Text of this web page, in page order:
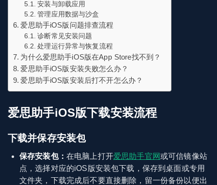
安装与卸载应用
管理应用数据与沙盒
爱思助手iOS版问题排查流程
诊断常见安装问题
处理运行异常与恢复流程
为什么爱思助手iOS版在App Store找不到？
爱思助手iOS版安装失败怎么办？
爱思助手iOS版安装后打不开怎么办？
爱思助手iOS版下载安装流程
下载并保存安装包
保存安装包： 在电脑上打开爱思助手官网或可信镜像站
点，选择对应的iOS版安装包下载，保存到桌面或专用
文件夹，下载完成后不要直接删除，留一份备份以便出